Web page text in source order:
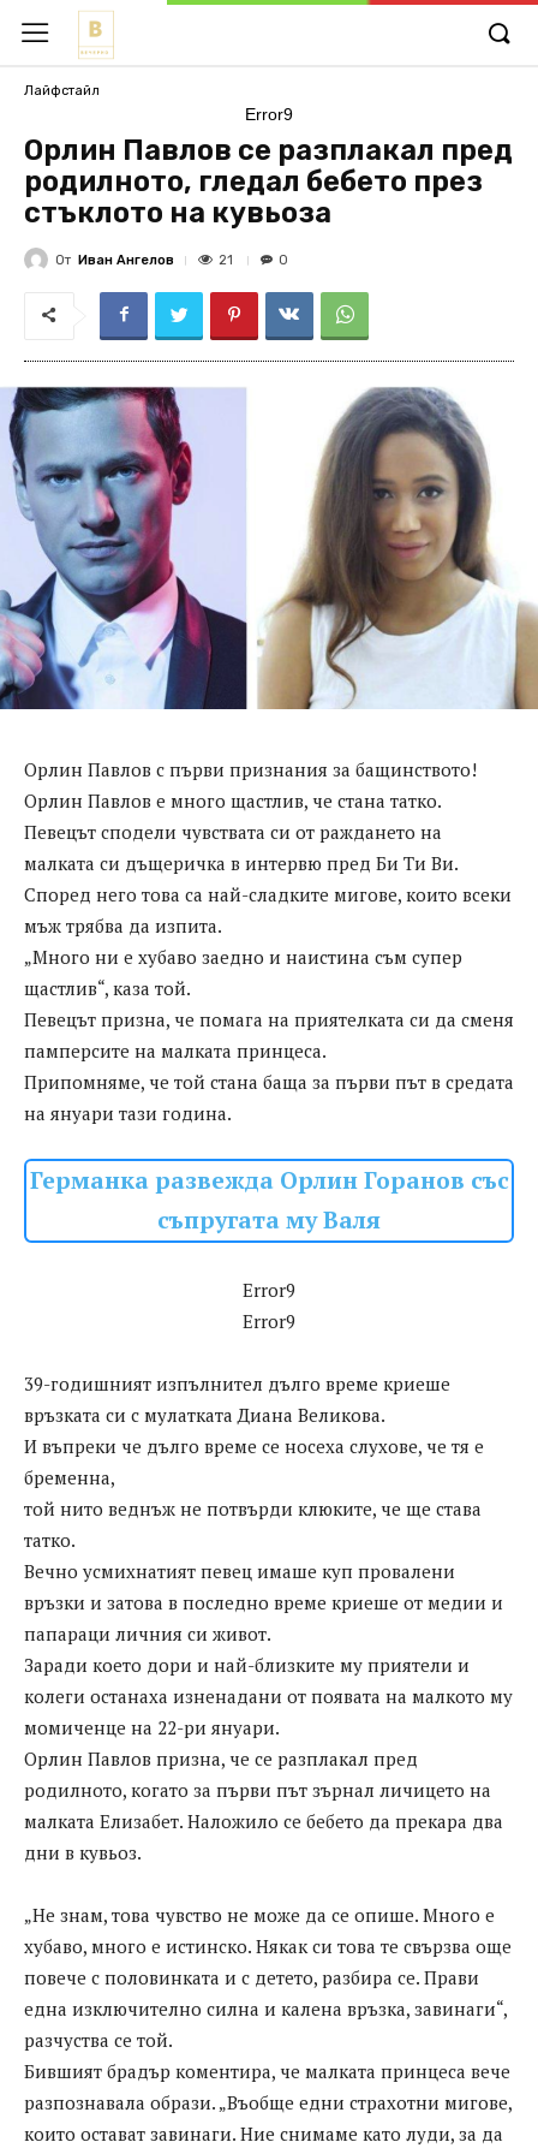
Лайфстайл
Error9
Орлин Павлов се разплакал пред
родилното, гледал бебето през
стъклото на кувьоза
От Иван Ангелов 21 0
Орлин Павлов с първи признания за бащинството!
Орлин Павлов е много щастлив, че стана татко.
Певецът сподели чувствата си от раждането на
малката си дъщеричка в интервю пред Би Ти Ви.
Според него това са най-сладките мигове, които всеки
мъж трябва да изпита.
„Много ни е хубаво заедно и наистина съм супер
щастлив“, каза той.
Певецът призна, че помага на приятелката си да сменя
памперсите на малката принцеса.
Припомняме, че той стана баща за първи път в средата
на януари тази година.
Германка развежда Орлин Горанов със
съпругата му Валя
Error9
Error9
39-годишният изпълнител дълго време криеше
връзката си с мулатката Диана Великова.
И въпреки че дълго време се носеха слухове, че тя е
бременна,
той нито веднъж не потвърди клюките, че ще става
татко.
Вечно усмихнатият певец имаше куп провалени
връзки и затова в последно време криеше от медии и
папараци личния си живот.
Заради което дори и най-близките му приятели и
колеги останаха изненадани от появата на малкото му
момиченце на 22-ри януари.
Орлин Павлов призна, че се разплакал пред
родилното, когато за първи път зърнал личицето на
малката Елизабет. Наложило се бебето да прекара два
дни в кувьоз.
„Не знам, това чувство не може да се опише. Много е
хубаво, много е истинско. Някак си това те свързва още
повече с половинката и с детето, разбира се. Прави
една изключително силна и калена връзка, завинаги“,
разчуства се той.
Бившият брадър коментира, че малката принцеса вече
разпознавала образи. „Въобще едни страхотни мигове,
които остават завинаги. Ние снимаме като луди, за да